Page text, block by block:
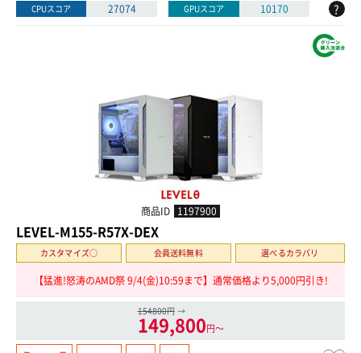
CPUスコア 27074 GPUスコア 10170 ?
商品ID 1197900
LEVEL-M155-R57X-DEX
カスタマイズ○ 会員送料無料 選べるカラバリ
【猛進!怒涛のAMD祭 9/4(金)10:59まで】通常価格より5,000円引き!
154800円 →
149,800円〜